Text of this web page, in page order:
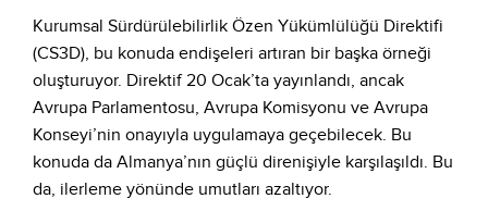
Kurumsal Sürdürülebilirlik Özen Yükümlülüğü Direktifi
(CS3D), bu konuda endişeleri artıran bir başka örneği
oluşturuyor. Direktif 20 Ocak’ta yayınlandı, ancak
Avrupa Parlamentosu, Avrupa Komisyonu ve Avrupa
Konseyi’nin onayıyla uygulamaya geçebilecek. Bu
konuda da Almanya’nın güçlü direnişiyle karşılaşıldı. Bu
da, ilerleme yönünde umutları azaltıyor.